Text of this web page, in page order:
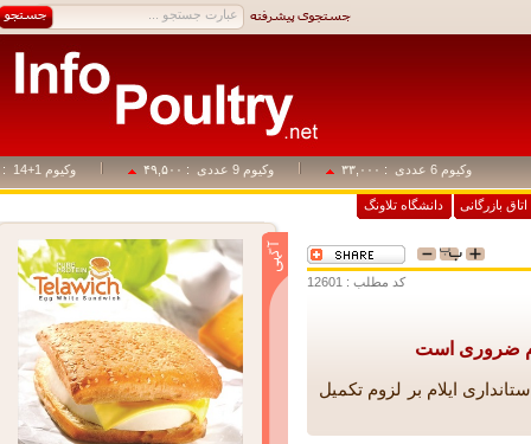
وکیوم 6 عددی : ۳۳,۰۰۰ وکیوم 9 عددی : ۴۹,۵۰۰ وکیوم 1+14 : ۸۲,۵۰۰
بازرگانی دانشگاه تلاونگ
کد مطلب : 12601
ضروری است
ایلام بر لزوم تکمیل